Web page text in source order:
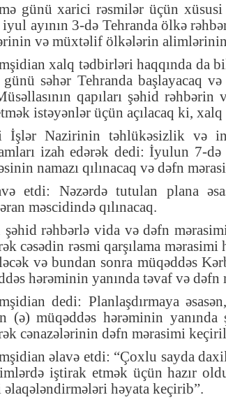
günü xarici rəsmilər üçün
ayının 3-də Tehranda ölkə
və müxtəlif ölkələrin
xalq tədbirləri haqqında da
günü səhər Tehranda başlayacaq
qapıları şəhid
istəyənlər üçün açılacaq ki,
İşlər Nazirinin təhlükəsizlik və
izah edərək dedi: İyulun 7-
namazı qılınacaq və dəfn
etdi: Nəzərdə tutulan plana
məscidində qılınacaq.
şəhid rəhbərlə vida və dəfn
cəsədin rəsmi qarşılama
və bundan sonra müqəddəs
hərəminin yanında təvaf və dəfn
dedi: Planlaşdırmaya
(ə) müqəddəs hərəminin
cənazələrinin dəfn mərasimi
əlavə etdi: “Çoxlu sayda
iştirak etmək üçün hazır
əlaqələndirmələri həyata keçirib”.